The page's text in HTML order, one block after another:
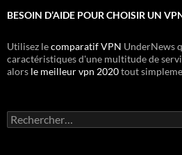
BESOIN D’AIDE POUR CHOISIR UN
Utilisez lecomparatif VPN UnderNews
caractéristiques d'une multitude de
alors le meilleur vpn 2020tout
Rechercher :